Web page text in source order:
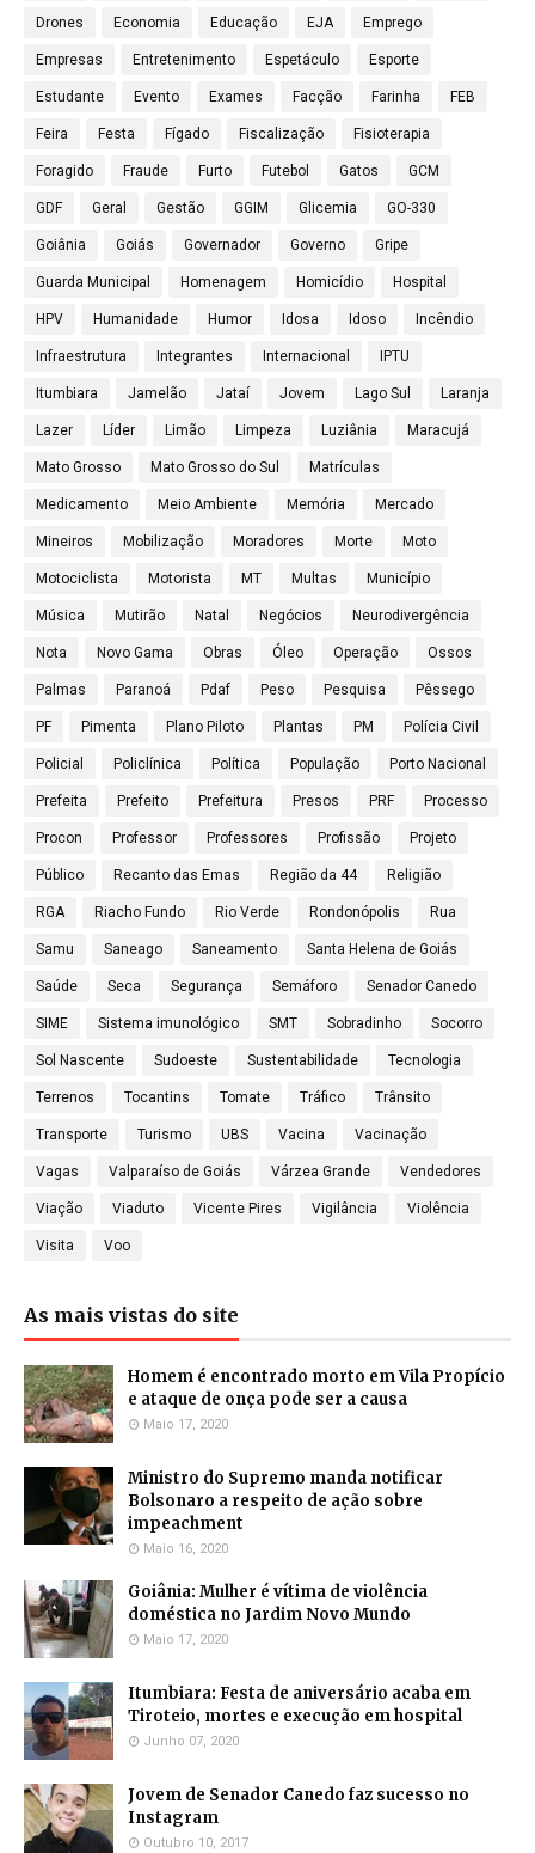
Drones Economia Educação EJA Emprego
Empresas Entretenimento Espetáculo Esporte
Estudante Evento Exames Facção Farinha FEB
Feira Festa Fígado Fiscalização Fisioterapia
Foragido Fraude Furto Futebol Gatos GCM
GDF Geral Gestão GGIM Glicemia GO-330
Goiânia Goiás Governador Governo Gripe
Guarda Municipal Homenagem Homicídio Hospital
HPV Humanidade Humor Idosa Idoso Incêndio
Infraestrutura Integrantes Internacional IPTU
Itumbiara Jamelão Jataí Jovem Lago Sul Laranja
Lazer Líder Limão Limpeza Luziânia Maracujá
Mato Grosso Mato Grosso do Sul Matrículas
Medicamento Meio Ambiente Memória Mercado
Mineiros Mobilização Moradores Morte Moto
Motociclista Motorista MT Multas Município
Música Mutirão Natal Negócios Neurodivergência
Nota Novo Gama Obras Óleo Operação Ossos
Palmas Paranoá Pdaf Peso Pesquisa Pêssego
PF Pimenta Plano Piloto Plantas PM Polícia Civil
Policial Policlínica Política População Porto Nacional
Prefeita Prefeito Prefeitura Presos PRF Processo
Procon Professor Professores Profissão Projeto
Público Recanto das Emas Região da 44 Religião
RGA Riacho Fundo Rio Verde Rondonópolis Rua
Samu Saneago Saneamento Santa Helena de Goiás
Saúde Seca Segurança Semáforo Senador Canedo
SIME Sistema imunológico SMT Sobradinho Socorro
Sol Nascente Sudoeste Sustentabilidade Tecnologia
Terrenos Tocantins Tomate Tráfico Trânsito
Transporte Turismo UBS Vacina Vacinação
Vagas Valparaíso de Goiás Várzea Grande Vendedores
Viação Viaduto Vicente Pires Vigilância Violência
Visita Voo
As mais vistas do site
Homem é encontrado morto em Vila Propício
e ataque de onça pode ser a causa
Maio 17, 2020
Ministro do Supremo manda notificar
Bolsonaro a respeito de ação sobre
impeachment
Maio 16, 2020
Goiânia: Mulher é vítima de violência
doméstica no Jardim Novo Mundo
Maio 17, 2020
Itumbiara: Festa de aniversário acaba em
Tiroteio, mortes e execução em hospital
Junho 07, 2020
Jovem de Senador Canedo faz sucesso no
Instagram
Outubro 10, 2017